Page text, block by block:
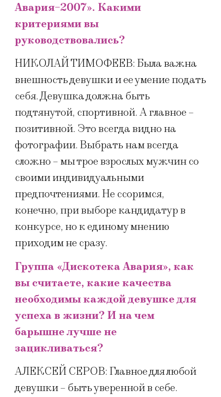
Авария-2007». Какими
критериями вы
руководствовались?
НИКОЛАЙ ТИМОФЕЕВ: Была важна
внешность девушки и ее умение подать
себя. Девушка должна быть
подтянутой, спортивной. А главное –
позитивной. Это всегда видно на
фотографии. Выбрать нам всегда
сложно – мы трое взрослых мужчин со
своими индивидуальными
предпочтениями. Не ссоримся,
конечно, при выборе кандидатур в
конкурсе, но к единому мнению
приходим не сразу.
Группа «Дискотека Авария», как
вы считаете, какие качества
необходимы каждой девушке для
успеха в жизни? И на чем
барышне лучше не
зацикливаться?
АЛЕКСЕЙ СЕРОВ: Главное для любой
девушки – быть уверенной в себе.